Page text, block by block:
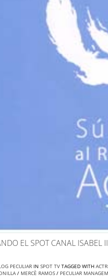
EL SPOT CANAL ISABEL
PECULIAR IN SPOT TV TAGGED WITH
/ MERCÈ RAMOS / PECULIAR